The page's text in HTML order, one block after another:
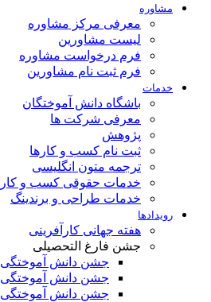
مشاوره
معرفی مرکز مشاوره
لیست مشاورین
فرم درخواست مشاوره
فرم ثبت نام مشاورین
خدمات
باشگاه دانش آموختگان
معرفی شرکت ها
پژوهش
ثبت نام کسب و کارها
ترجمه متون انگلیسی
خدمات حقوقی کسب و کار
خدمات طراحی و برندینگ
رویدادها
هفته جهانی کارآفرینی
جشن فارغ التحصیلی
جشن دانش آموختگی 96
جشن دانش آموختگی 95
جشن دانش آموختگی 94